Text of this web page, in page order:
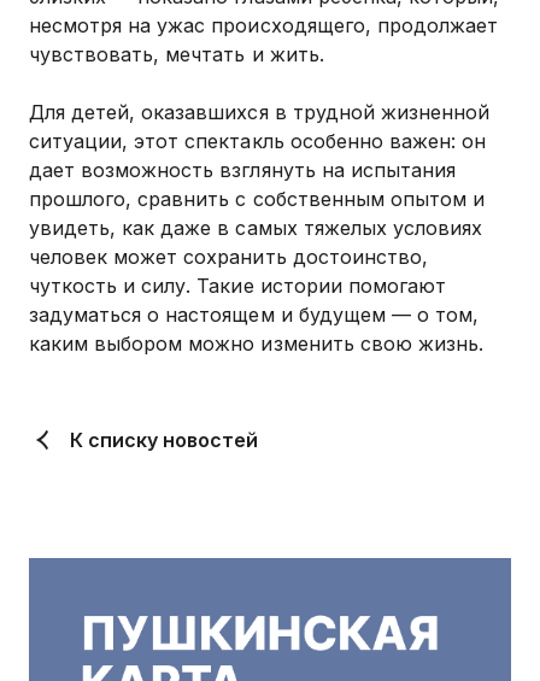
несмотря на ужас происходящего, продолжает
чувствовать, мечтать и жить.
Для детей, оказавшихся в трудной жизненной
ситуации, этот спектакль особенно важен: он
дает возможность взглянуть на испытания
прошлого, сравнить с собственным опытом и
увидеть, как даже в самых тяжелых условиях
человек может сохранить достоинство,
чуткость и силу. Такие истории помогают
задуматься о настоящем и будущем — о том,
каким выбором можно изменить свою жизнь.
К списку новостей